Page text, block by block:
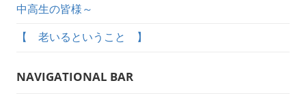
中高生の皆様～
【 老いるということ 】
NAVIGATIONAL BAR